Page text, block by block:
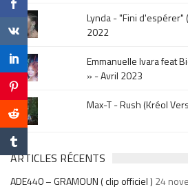
Lynda - "Fini d'espérer"
2022
Emmanuelle Ivara feat
» - Avril 2023
Max-T - Rush (Kréol
ARTICLES RÉCENTS
ADE440 – GRAMOUN ( clip officiel ) 24